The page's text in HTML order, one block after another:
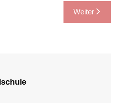
Weiter